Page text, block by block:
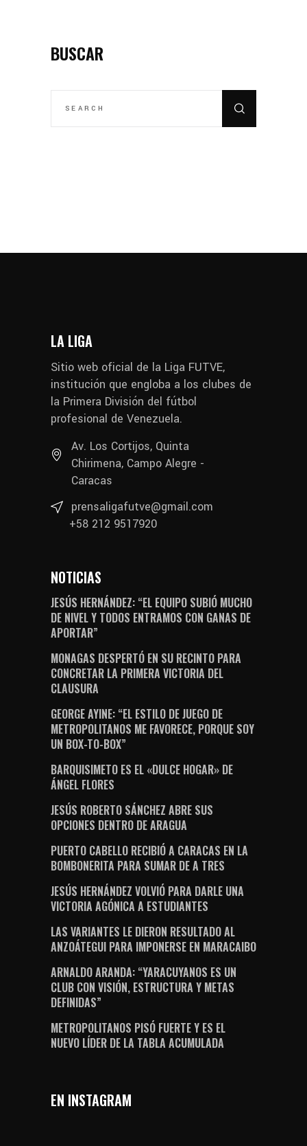
BUSCAR
LA LIGA
Sitio web oficial de la Liga FUTVE,
institución que engloba a los clubes de
la Primera División del fútbol
profesional de Venezuela.
Av. Los Cortijos, Quinta
Chirimena, Campo Alegre -
Caracas
prensaligafutve@gmail.com
+58 212 9517920
NOTICIAS
JESÚS HERNÁNDEZ: “EL EQUIPO SUBIÓ MUCHO
DE NIVEL Y TODOS ENTRAMOS CON GANAS DE
APORTAR”
MONAGAS DESPERTÓ EN SU RECINTO PARA
CONCRETAR LA PRIMERA VICTORIA DEL
CLAUSURA
GEORGE AYINE: “EL ESTILO DE JUEGO DE
METROPOLITANOS ME FAVORECE, PORQUE SOY
UN BOX-TO-BOX”
BARQUISIMETO ES EL «DULCE HOGAR» DE
ÁNGEL FLORES
JESÚS ROBERTO SÁNCHEZ ABRE SUS
OPCIONES DENTRO DE ARAGUA
PUERTO CABELLO RECIBIÓ A CARACAS EN LA
BOMBONERITA PARA SUMAR DE A TRES
JESÚS HERNÁNDEZ VOLVIÓ PARA DARLE UNA
VICTORIA AGÓNICA A ESTUDIANTES
LAS VARIANTES LE DIERON RESULTADO AL
ANZOÁTEGUI PARA IMPONERSE EN MARACAIBO
ARNALDO ARANDA: “YARACUYANOS ES UN
CLUB CON VISIÓN, ESTRUCTURA Y METAS
DEFINIDAS”
METROPOLITANOS PISÓ FUERTE Y ES EL
NUEVO LÍDER DE LA TABLA ACUMULADA
EN INSTAGRAM